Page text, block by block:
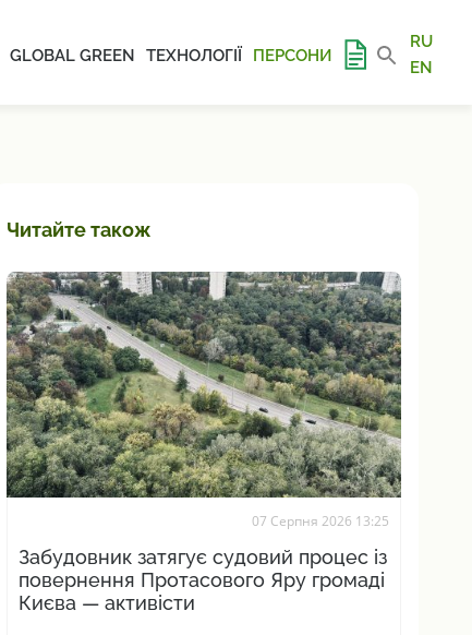
GLOBAL GREEN ТЕХНОЛОГІЇ ПЕРСОНИ
RU
EN
Читайте також
07 Серпня 2026 13:25
Забудовник затягує судовий процес із
повернення Протасового Яру громаді
Києва — активісти